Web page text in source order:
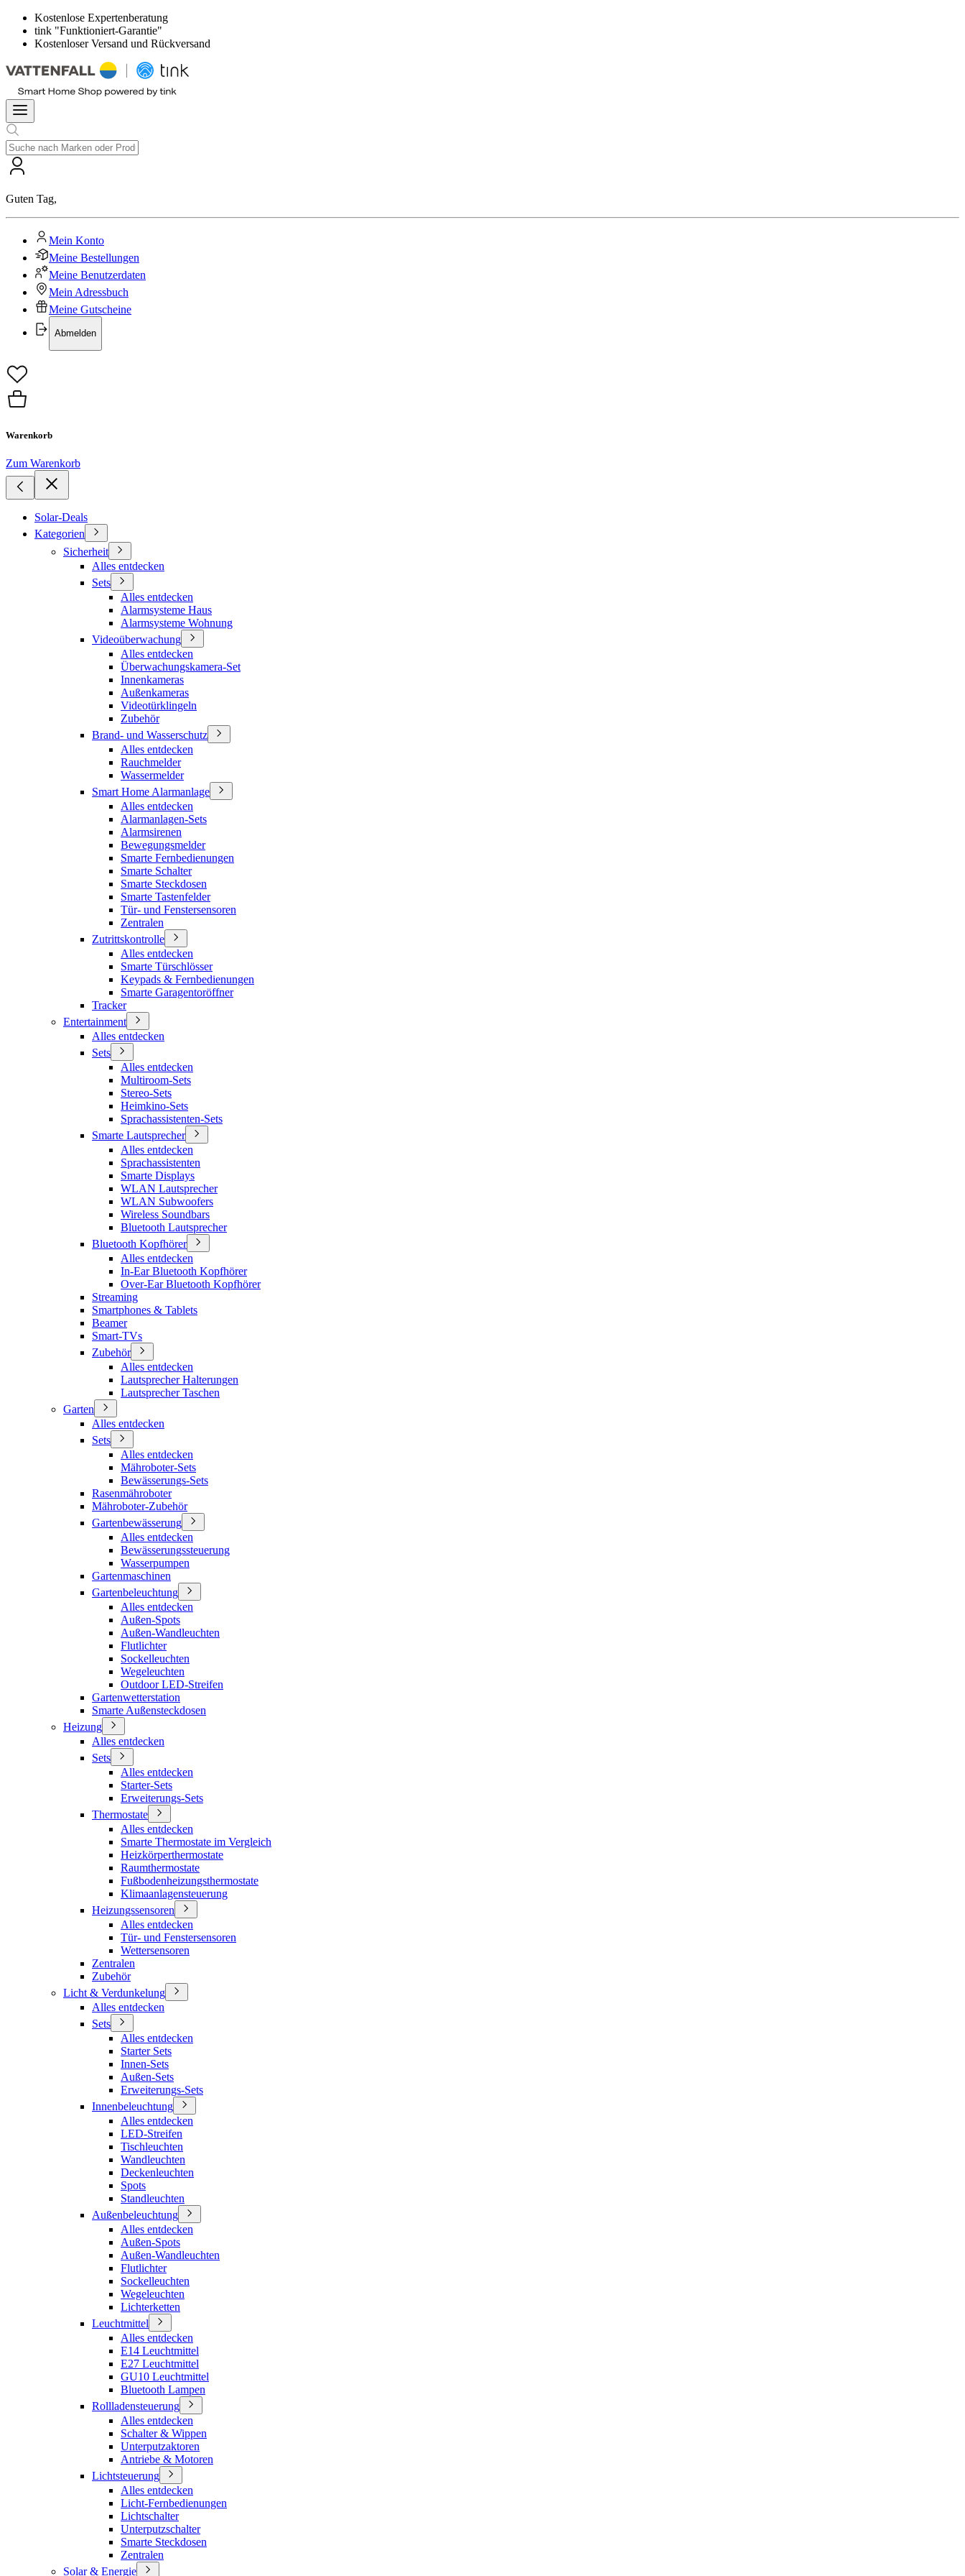
Kostenlose Expertenberatung
tink "Funktioniert-Garantie"
Kostenloser Versand und Rückversand
Guten Tag,
Mein Konto
Meine Bestellungen
Meine Benutzerdaten
Mein Adressbuch
Meine Gutscheine
Abmelden
Warenkorb
Zum Warenkorb
Solar-Deals
Kategorien
Sicherheit
Alles entdecken
Sets
Alles entdecken
Alarmsysteme Haus
Alarmsysteme Wohnung
Videoüberwachung
Alles entdecken
Überwachungskamera-Set
Innenkameras
Außenkameras
Videotürklingeln
Zubehör
Brand- und Wasserschutz
Alles entdecken
Rauchmelder
Wassermelder
Smart Home Alarmanlage
Alles entdecken
Alarmanlagen-Sets
Alarmsirenen
Bewegungsmelder
Smarte Fernbedienungen
Smarte Schalter
Smarte Steckdosen
Smarte Tastenfelder
Tür- und Fenstersensoren
Zentralen
Zutrittskontrolle
Alles entdecken
Smarte Türschlösser
Keypads & Fernbedienungen
Smarte Garagentoröffner
Tracker
Entertainment
Alles entdecken
Sets
Alles entdecken
Multiroom-Sets
Stereo-Sets
Heimkino-Sets
Sprachassistenten-Sets
Smarte Lautsprecher
Alles entdecken
Sprachassistenten
Smarte Displays
WLAN Lautsprecher
WLAN Subwoofers
Wireless Soundbars
Bluetooth Lautsprecher
Bluetooth Kopfhörer
Alles entdecken
In-Ear Bluetooth Kopfhörer
Over-Ear Bluetooth Kopfhörer
Streaming
Smartphones & Tablets
Beamer
Smart-TVs
Zubehör
Alles entdecken
Lautsprecher Halterungen
Lautsprecher Taschen
Garten
Alles entdecken
Sets
Alles entdecken
Mähroboter-Sets
Bewässerungs-Sets
Rasenmähroboter
Mähroboter-Zubehör
Gartenbewässerung
Alles entdecken
Bewässerungssteuerung
Wasserpumpen
Gartenmaschinen
Gartenbeleuchtung
Alles entdecken
Außen-Spots
Außen-Wandleuchten
Flutlichter
Sockelleuchten
Wegeleuchten
Outdoor LED-Streifen
Gartenwetterstation
Smarte Außensteckdosen
Heizung
Alles entdecken
Sets
Alles entdecken
Starter-Sets
Erweiterungs-Sets
Thermostate
Alles entdecken
Smarte Thermostate im Vergleich
Heizkörperthermostate
Raumthermostate
Fußbodenheizungsthermostate
Klimaanlagensteuerung
Heizungssensoren
Alles entdecken
Tür- und Fenstersensoren
Wettersensoren
Zentralen
Zubehör
Licht & Verdunkelung
Alles entdecken
Sets
Alles entdecken
Starter Sets
Innen-Sets
Außen-Sets
Erweiterungs-Sets
Innenbeleuchtung
Alles entdecken
LED-Streifen
Tischleuchten
Wandleuchten
Deckenleuchten
Spots
Standleuchten
Außenbeleuchtung
Alles entdecken
Außen-Spots
Außen-Wandleuchten
Flutlichter
Sockelleuchten
Wegeleuchten
Lichterketten
Leuchtmittel
Alles entdecken
E14 Leuchtmittel
E27 Leuchtmittel
GU10 Leuchtmittel
Bluetooth Lampen
Rollladensteuerung
Alles entdecken
Schalter & Wippen
Unterputzaktoren
Antriebe & Motoren
Lichtsteuerung
Alles entdecken
Licht-Fernbedienungen
Lichtschalter
Unterputzschalter
Smarte Steckdosen
Zentralen
Solar & Energie